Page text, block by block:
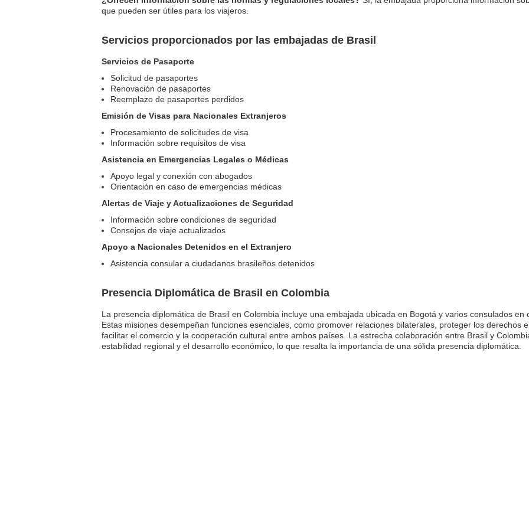
que pueden ser útiles para los viajeros.
Servicios proporcionados por las embajadas de Brasil
Servicios de Pasaporte
Solicitud de pasaportes
Renovación de pasaportes
Reemplazo de pasaportes perdidos
Emisión de Visas para Nacionales Extranjeros
Procesamiento de solicitudes de visa
Información sobre requisitos de visa
Asistencia en Emergencias Legales o Médicas
Apoyo legal y conexión con abogados
Orientación en caso de emergencias médicas
Alertas de Viaje y Actualizaciones de Seguridad
Información sobre condiciones de seguridad
Consejos de viaje actualizados
Apoyo a Nacionales Detenidos en el Extranjero
Asistencia consular a ciudadanos brasileños detenidos
Presencia Diplomática de Brasil en Colombia
La presencia diplomática de Brasil en Colombia incluye una embajada ubicada en Bogotá y varios consulados en
Estas misiones desempeñan funciones esenciales, como promover relaciones bilaterales, proteger los derechos
facilitar el comercio y la cooperación cultural entre ambos países. La estrecha colaboración entre Brasil y
estabilidad regional y el desarrollo económico, lo que resalta la importancia de una sólida presencia diplomática.